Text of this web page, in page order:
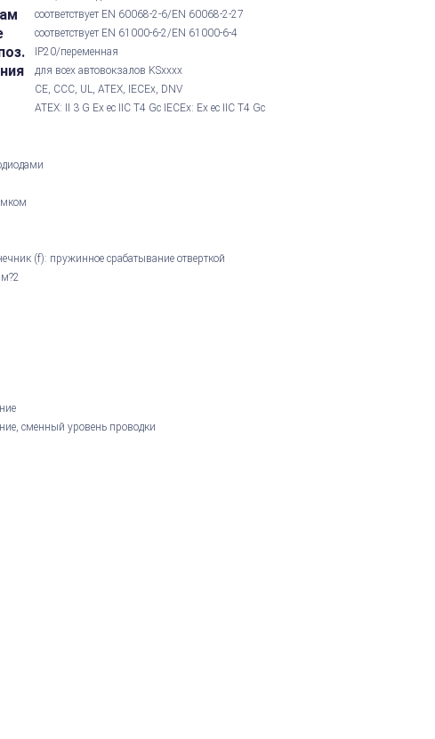
соответствует EN 60068-2-6/EN 60068-2-27
соответствует EN 61000-6-2/EN 61000-6-4
IP20/переменная
для всех автовокзалов KSxxxx
CE, CCC, UL, ATEX, IECEx, DNV
ATEX: II 3 G Ex ec IIC T4 Gc IECEx: Ex ec IIC T4 Gc
(f): пружинное срабатывание отверткой
сменный уровень проводки